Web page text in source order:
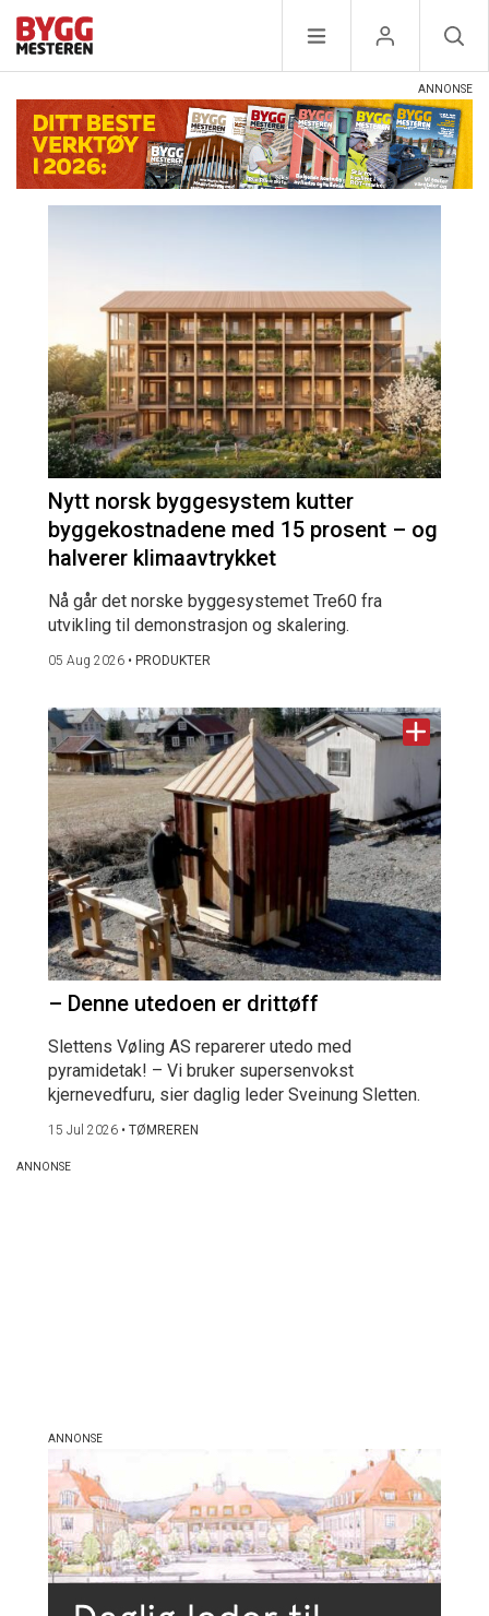
Nytt norsk byggesystem kutter
byggekostnadene med 15 prosent – og
halverer klimaavtrykket
Nå går det norske byggesystemet Tre60 fra
utvikling til demonstrasjon og skalering.
05 Aug 2026 • PRODUKTER
– Denne utedoen er drittøff
Slettens Vøling AS reparerer utedo med
pyramidetak! – Vi bruker supersenvokst
kjernevedfuru, sier daglig leder Sveinung Sletten.
15 Jul 2026 • TØMREREN